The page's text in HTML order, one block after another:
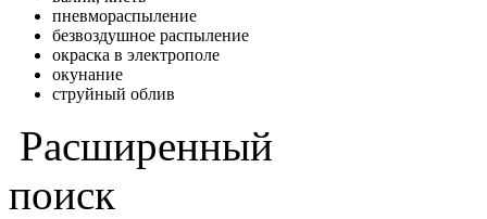
пневмораспыление
безвоздушное распыление
окраска в электрополе
окунание
струйный облив
Расширенный
поиск